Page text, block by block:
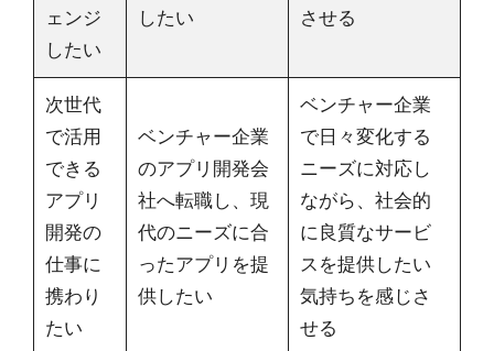
ェンジ
したい
したい
させる
次世代
で活用
できる
アプリ
開発の
仕事に
携わり
たい
ベンチャー企業
のアプリ開発会
社へ転職し、現
代のニーズに合
ったアプリを提
供したい
ベンチャー企業
で日々変化する
ニーズに対応し
ながら、社会的
に良質なサービ
スを提供したい
気持ちを感じさ
せる